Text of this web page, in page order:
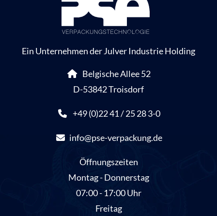
Ein Unternehmen der Julver Industrie Holding
Belgische Allee 52
D-53842 Troisdorf
+49 (0)22 41 / 25 28 3-0
info@pse-verpackung.de
Öffnungszeiten
Montag - Donnerstag
07:00 - 17:00 Uhr
Freitag